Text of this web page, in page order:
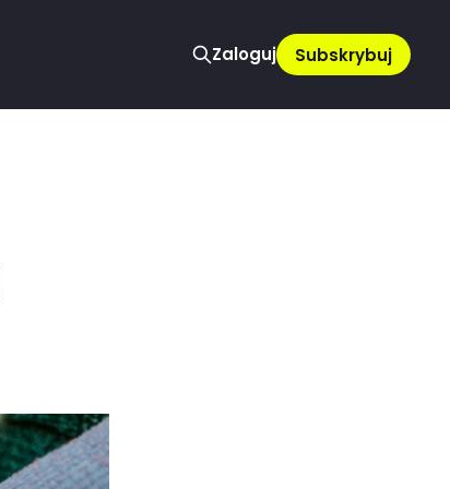
Zaloguj Subskrybuj